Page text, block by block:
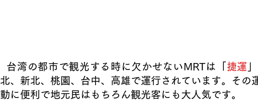
  台湾の都市で観光する時に欠かせないMRTは「
捷運
北、新北、桃園、台中、高雄で運行されています。その
動に便利で地元民はもちろん観光客にも大人気です。